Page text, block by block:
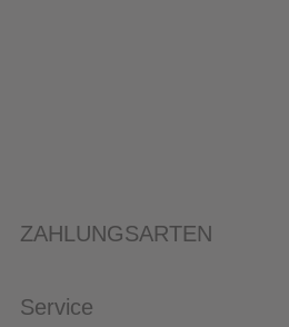
ZAHLUNGSARTEN
Service